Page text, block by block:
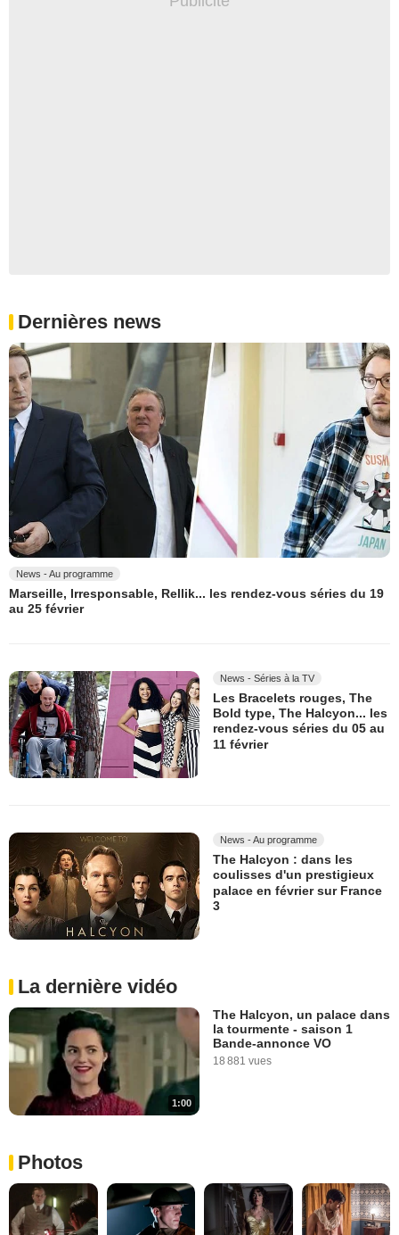
Dernières news
News - Au programme
Marseille, Irresponsable, Rellik... les rendez-vous séries du 19
au 25 février
News - Séries à la TV
Les Bracelets rouges, The
Bold type, The Halcyon... les
rendez-vous séries du 05 au
11 février
News - Au programme
The Halcyon : dans les
coulisses d'un prestigieux
palace en février sur France
3
La dernière vidéo
1:00
The Halcyon, un palace dans
la tourmente - saison 1
Bande-annonce VO
18 881 vues
Photos